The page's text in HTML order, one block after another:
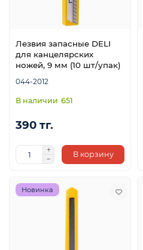
Лезвия запасные DELI
для канцелярских
ножей, 9 мм (10 шт/упак)
044-2012
651
390 тг.
В корзину
Новинка